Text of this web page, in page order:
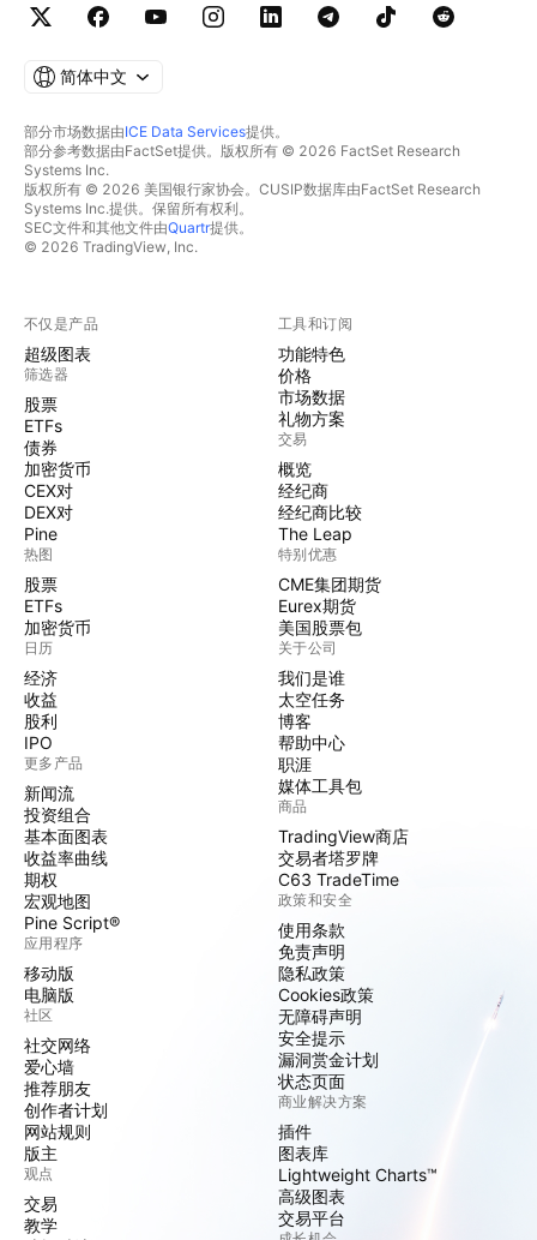
简体中文
部分市场数据由ICE Data Services提供。
部分参考数据由FactSet提供。版权所有 © 2026 FactSet Research
Systems Inc.
版权所有 © 2026 美国银行家协会。CUSIP数据库由FactSet Research
Systems Inc.提供。保留所有权利。
SEC文件和其他文件由Quartr提供。
© 2026 TradingView, Inc.
不仅是产品
超级图表
筛选器
股票
ETFs
债券
加密货币
CEX对
DEX对
Pine
热图
股票
ETFs
加密货币
日历
经济
收益
股利
IPO
更多产品
新闻流
投资组合
基本面图表
收益率曲线
期权
宏观地图
Pine Script®
应用程序
移动版
电脑版
社区
社交网络
爱心墙
推荐朋友
创作者计划
网站规则
版主
观点
交易
教学
工具和订阅
功能特色
价格
市场数据
礼物方案
交易
概览
经纪商
经纪商比较
The Leap
特别优惠
CME集团期货
Eurex期货
美国股票包
关于公司
我们是谁
太空任务
博客
帮助中心
职涯
媒体工具包
商品
TradingView商店
交易者塔罗牌
C63 TradeTime
政策和安全
使用条款
免责声明
隐私政策
Cookies政策
无障碍声明
安全提示
漏洞赏金计划
状态页面
商业解决方案
插件
图表库
Lightweight Charts™
高级图表
交易平台